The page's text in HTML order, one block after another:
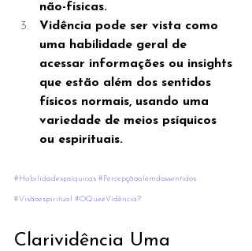
não-físicas.
Vidência pode ser vista como
uma habilidade geral de
acessar informações ou insights
que estão além dos sentidos
físicos normais, usando uma
variedade de meios psíquicos
ou espirituais.
#Habilidadespsíquicas #Percepçãoalémdossentidos
#Visãoespiritual #OQueéVidência?
Clarividência Uma